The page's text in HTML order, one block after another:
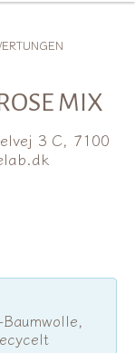
MIX
3 C, 7100